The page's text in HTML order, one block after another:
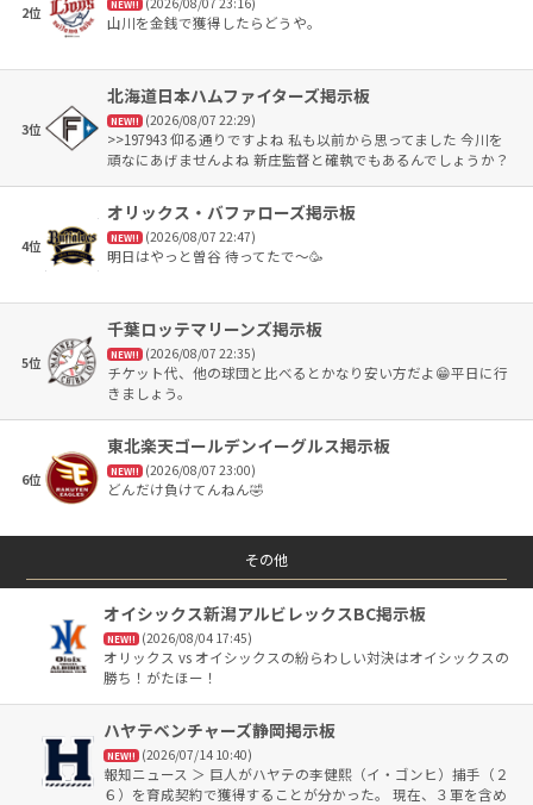
2位 NEW!!
山川を金銭で獲得したらどうや。
3位
北海道日本ハムファイターズ掲示板
NEW!! (2026/08/07 22:29)
>>197943 仰る通りですよね 私も以前から思ってました 今川を
頑なにあげませんよね 新庄監督と確執でもあるんでしょうか？
4位
オリックス・バファローズ掲示板
NEW!! (2026/08/07 22:47)
明日はやっと曽谷 待ってたで〜🥳
5位
千葉ロッテマリーンズ掲示板
NEW!! (2026/08/07 22:35)
チケット代、他の球団と比べるとかなり安い方だよ😁平日に行
きましょう。
6位
東北楽天ゴールデンイーグルス掲示板
NEW!! (2026/08/07 23:00)
どんだけ負けてんねん🤣
その他
オイシックス新潟アルビレックスBC掲示板
NEW!! (2026/08/04 17:45)
オリックス vs オイシックスの紛らわしい対決はオイシックスの
勝ち！がたほー！
ハヤテベンチャーズ静岡掲示板
NEW!! (2026/07/14 10:40)
報知ニュース ＞ 巨人がハヤテの李健熙（イ・ゴンヒ）捕手（２
６）を育成契約で獲得することが分かった。 現在、３軍を含め